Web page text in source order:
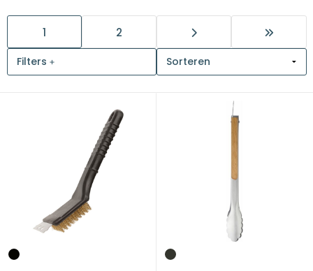
Drinkwaren
Outdoor en vrije tijd
Gereedschap en veiligheid
Snoepgoed
Home en living
1 2
Filters